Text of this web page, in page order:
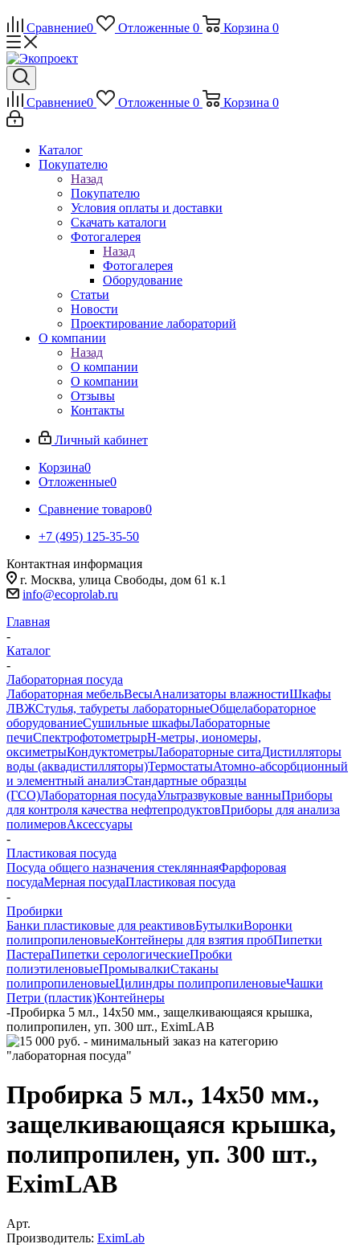
Сравнение0 Отложенные 0 Корзина 0
Сравнение0 Отложенные 0 Корзина 0
Каталог
Покупателю
Назад
Покупателю
Условия оплаты и доставки
Скачать каталоги
Фотогалерея
Назад
Фотогалерея
Оборудование
Статьи
Новости
Проектирование лабораторий
О компании
Назад
О компании
О компании
Отзывы
Контакты
Личный кабинет
Корзина0
Отложенные0
Сравнение товаров0
+7 (495) 125-35-50
Контактная информация
г. Москва, улица Свободы, дом 61 к.1
info@ecoprolab.ru
Главная
-
Каталог
-
Лабораторная посуда
Лабораторная мебельВесыАнализаторы влажностиШкафы
ЛВЖСтулья, табуреты лабораторныеОбщелабораторное
оборудованиеСушильные шкафыЛабораторные
печиСпектрофотометрыpH-метры, иономеры,
оксиметрыКондуктометрыЛабораторные ситаДистилляторы
воды (аквадистилляторы)ТермостатыАтомно-абсорбционный
и элементный анализСтандартные образцы
(ГСО)Лабораторная посудаУльтразвуковые ванныПриборы
для контроля качества нефтепродуктовПриборы для анализа
полимеровАксессуары
-
Пластиковая посуда
Посуда общего назначения стекляннаяФарфоровая
посудаМерная посудаПластиковая посуда
-
Пробирки
Банки пластиковые для реактивовБутылкиВоронки
полипропиленовыеКонтейнеры для взятия пробПипетки
ПастераПипетки серологическиеПробки
полиэтиленовыеПромывалкиСтаканы
полипропиленовыеЦилиндры полипропиленовыеЧашки
Петри (пластик)Контейнеры
-Пробирка 5 мл., 14х50 мм., защелкивающаяся крышка,
полипропилен, уп. 300 шт., EximLAB
Пробирка 5 мл., 14х50 мм.,
защелкивающаяся крышка,
полипропилен, уп. 300 шт.,
EximLAB
Арт.
Производитель: EximLab